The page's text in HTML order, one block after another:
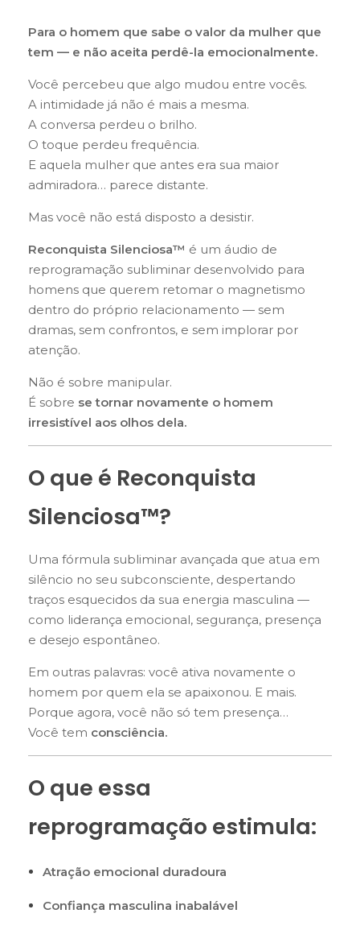
Para o homem que sabe o valor da mulher que
tem — e não aceita perdê-la emocionalmente.
Você percebeu que algo mudou entre vocês.
A intimidade já não é mais a mesma.
A conversa perdeu o brilho.
O toque perdeu frequência.
E aquela mulher que antes era sua maior
admiradora… parece distante.
Mas você não está disposto a desistir.
Reconquista Silenciosa™ é um áudio de
reprogramação subliminar desenvolvido para
homens que querem retomar o magnetismo
dentro do próprio relacionamento — sem
dramas, sem confrontos, e sem implorar por
atenção.
Não é sobre manipular.
É sobre se tornar novamente o homem
irresistível aos olhos dela.
O que é Reconquista
Silenciosa™?
Uma fórmula subliminar avançada que atua em
silêncio no seu subconsciente, despertando
traços esquecidos da sua energia masculina —
como liderança emocional, segurança, presença
e desejo espontâneo.
Em outras palavras: você ativa novamente o
homem por quem ela se apaixonou. E mais.
Porque agora, você não só tem presença…
Você tem consciência.
O que essa
reprogramação estimula:
Atração emocional duradoura
Confiança masculina inabalável